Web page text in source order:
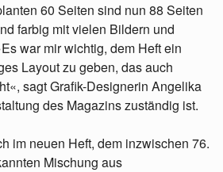
60 Seiten sind nun 88 Seiten
farbig mit vielen Bildern und
war mir wichtig, dem Heft ein
Layout zu geben, das auch
sagt Grafik-Designerin Angelika
des Magazins zuständig ist.
im neuen Heft, dem inzwischen 76.
Mischung aus